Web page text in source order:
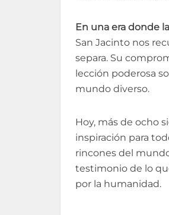
En una era donde
San Jacinto nos
separa. Su
lección poderosa
mundo diverso.
Hoy, más de ocho
inspiración para
rincones del
testimonio de lo
por la humanidad.